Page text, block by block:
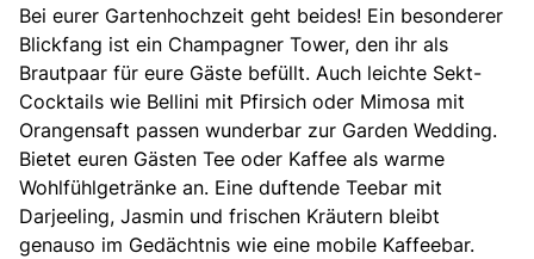
Bei eurer Gartenhochzeit geht beides! Ein besonderer
Blickfang ist ein Champagner Tower, den ihr als
Brautpaar für eure Gäste befüllt. Auch leichte Sekt-
Cocktails wie Bellini mit Pfirsich oder Mimosa mit
Orangensaft passen wunderbar zur Garden Wedding.
Bietet euren Gästen Tee oder Kaffee als warme
Wohlfühlgetränke an. Eine duftende Teebar mit
Darjeeling, Jasmin und frischen Kräutern bleibt
genauso im Gedächtnis wie eine mobile Kaffeebar.